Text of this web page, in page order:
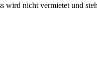
wird nicht vermietet und